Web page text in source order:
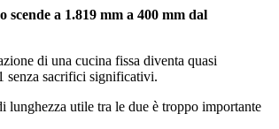
scende a 1.819 mm a 400 mm dal
di una cucina fissa diventa quasi
senza sacrifici significativi.
lunghezza utile tra le due è troppo importante